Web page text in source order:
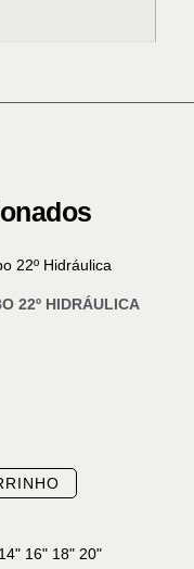
22º HIDRÁULICA